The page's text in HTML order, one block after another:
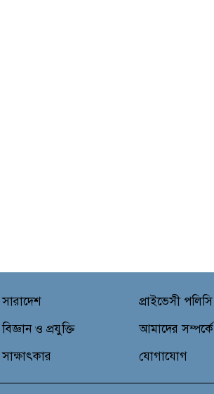
সারাদেশ
বিজ্ঞান ও প্রযুক্তি
সাক্ষাৎকার
প্রাইভেসী পলিসি
আমাদের সম্পর্কে
যোগাযোগ